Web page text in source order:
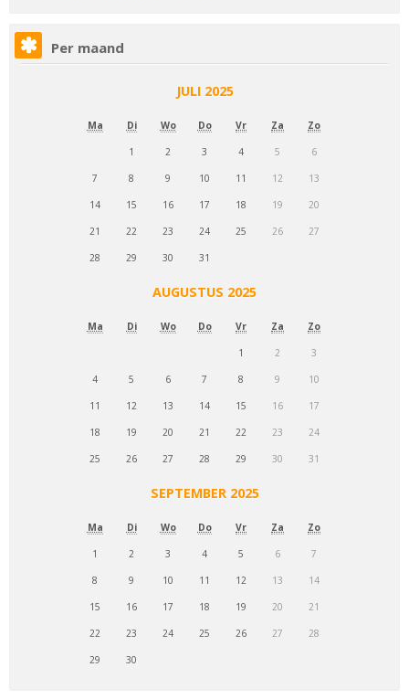
Per maand
JULI 2025
Ma Di Wo Do Vr Za Zo
1 2 3 4 5 6
7 8 9 10 11 12 13
14 15 16 17 18 19 20
21 22 23 24 25 26 27
28 29 30 31
AUGUSTUS 2025
Ma Di Wo Do Vr Za Zo
1 2 3
4 5 6 7 8 9 10
11 12 13 14 15 16 17
18 19 20 21 22 23 24
25 26 27 28 29 30 31
SEPTEMBER 2025
Ma Di Wo Do Vr Za Zo
1 2 3 4 5 6 7
8 9 10 11 12 13 14
15 16 17 18 19 20 21
22 23 24 25 26 27 28
29 30